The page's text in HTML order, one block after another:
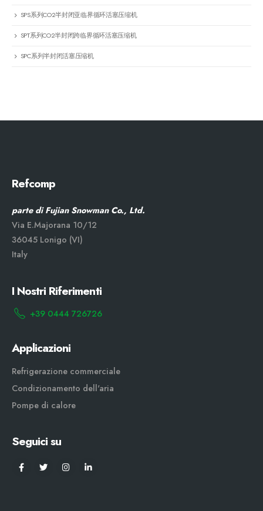
SPS系列CO2半封闭亚临界循环活塞压缩机
SPT系列CO2半封闭跨临界循环活塞压缩机
SPC系列半封闭活塞压缩机
Refcomp
parte di Fujian Snowman Co., Ltd.
Via E.Majorana 10/12
36045 Lonigo (VI)
Italy
I Nostri Riferimenti
+39 0444 726726
Applicazioni
Refrigerazione commerciale
Condizionamento dell'aria
Pompe di calore
Seguici su